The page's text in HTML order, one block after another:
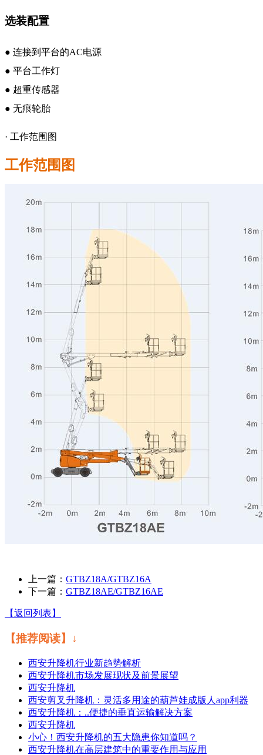
选装配置
● 连接到平台的AC电源
● 平台工作灯
● 超重传感器
● 无痕轮胎
· 工作范围图
工作范围图
上一篇： GTBZ18A/GTBZ16A
下一篇： GTBZ18AE/GTBZ16AE
【返回列表】
【推荐阅读】↓
西安升降机行业新趋势解析
西安升降机市场发展现状及前景展望
西安升降机
西安剪叉升降机：灵活多用途的葫芦娃成版人app利器
西安升降机：..便捷的垂直运输解决方案
西安升降机
小心！西安升降机的五大隐患你知道吗？
西安升降机在高层建筑中的重要作用与应用